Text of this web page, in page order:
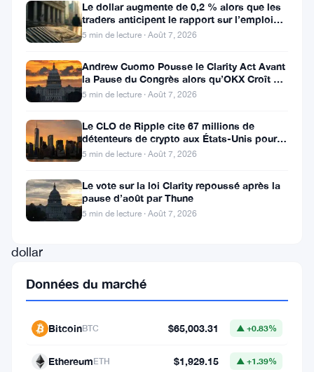
traverse
une
difficile,
luttant
pour
maintenir
valeur
face
dollar
cryptomonnaie,
Le dollar augmente de 0,2 % alors que les
traders anticipent le rapport sur l’emploi
aux États-Unis
5 min de lecture · Août 7, 2026
Andrew Cuomo Pousse le Clarity Act Avant
la Pause du Congrès alors qu’OKX Croît en
Europe
5 min de lecture · Août 7, 2026
Le CLO de Ripple cite 67 millions de
détenteurs de crypto aux États-Unis pour
faire avancer la loi CLARITY
5 min de lecture · Août 7, 2026
Le vote sur la loi Clarity repoussé après la
pause d’août par Thune
5 min de lecture · Août 7, 2026
Données du marché
BitcoinBTC $65,003.31 ▲ +0.83%
EthereumETH $1,929.15 ▲ +1.39%